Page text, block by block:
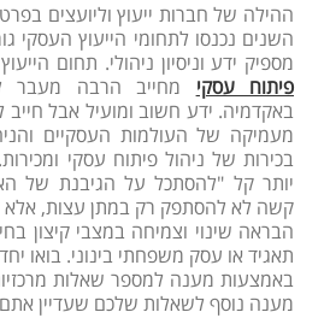
ההילה של חברות ייעוץ וליועצים
השנים נכנסו לתחומי הייעוץ העסקי
מספיק ידע וניסיון ניהולי. תחום
פיתוח עסקי מחייב הרבה מעבר
באקדמיה. ידע חשוב ומועיל אבל
מעמיקה של העולמות העסקיים
בכירות של ניהול פיתוח עסקי
יותר קל "להסתכל על הגיבנת של
קשה לא להסתפק רק במתן עצות, אלא
הבראה שינוי וצמיחה במצבי קיצון
תאגיד או עסק משפחתי בינוני. בואו
באמצעות מענה למספר שאלות
מענה נוסף לשאלות שלכם שעדיין